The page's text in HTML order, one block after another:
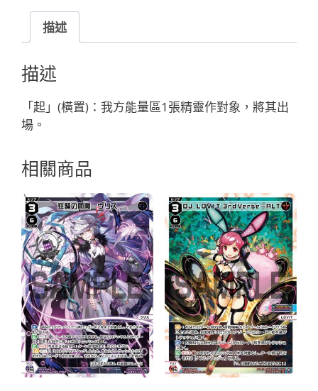
遊
イ
ヤ
イ//
メ
モ
リ
「綠
精
靈
奏
武：
遊
具
LV2
無
LB」
數
量
描述
描述
「起」(橫置)：我方能量區1張精靈作對象，將其出
場。
相關商品